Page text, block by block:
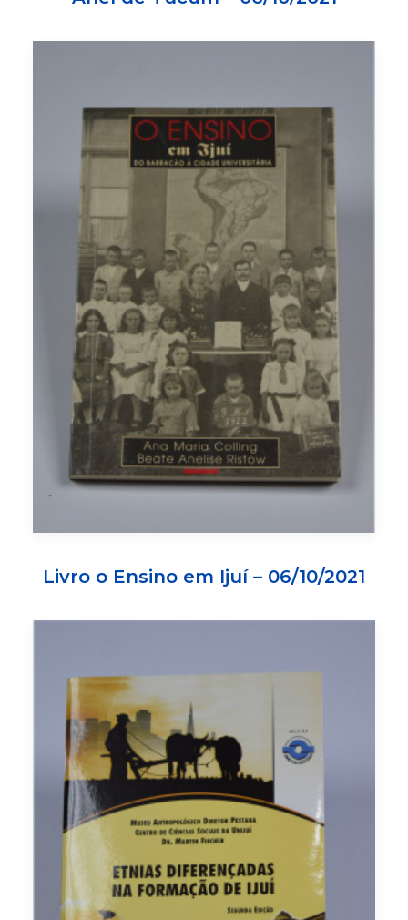
Livro o Ensino em Ijuí – 06/10/2021